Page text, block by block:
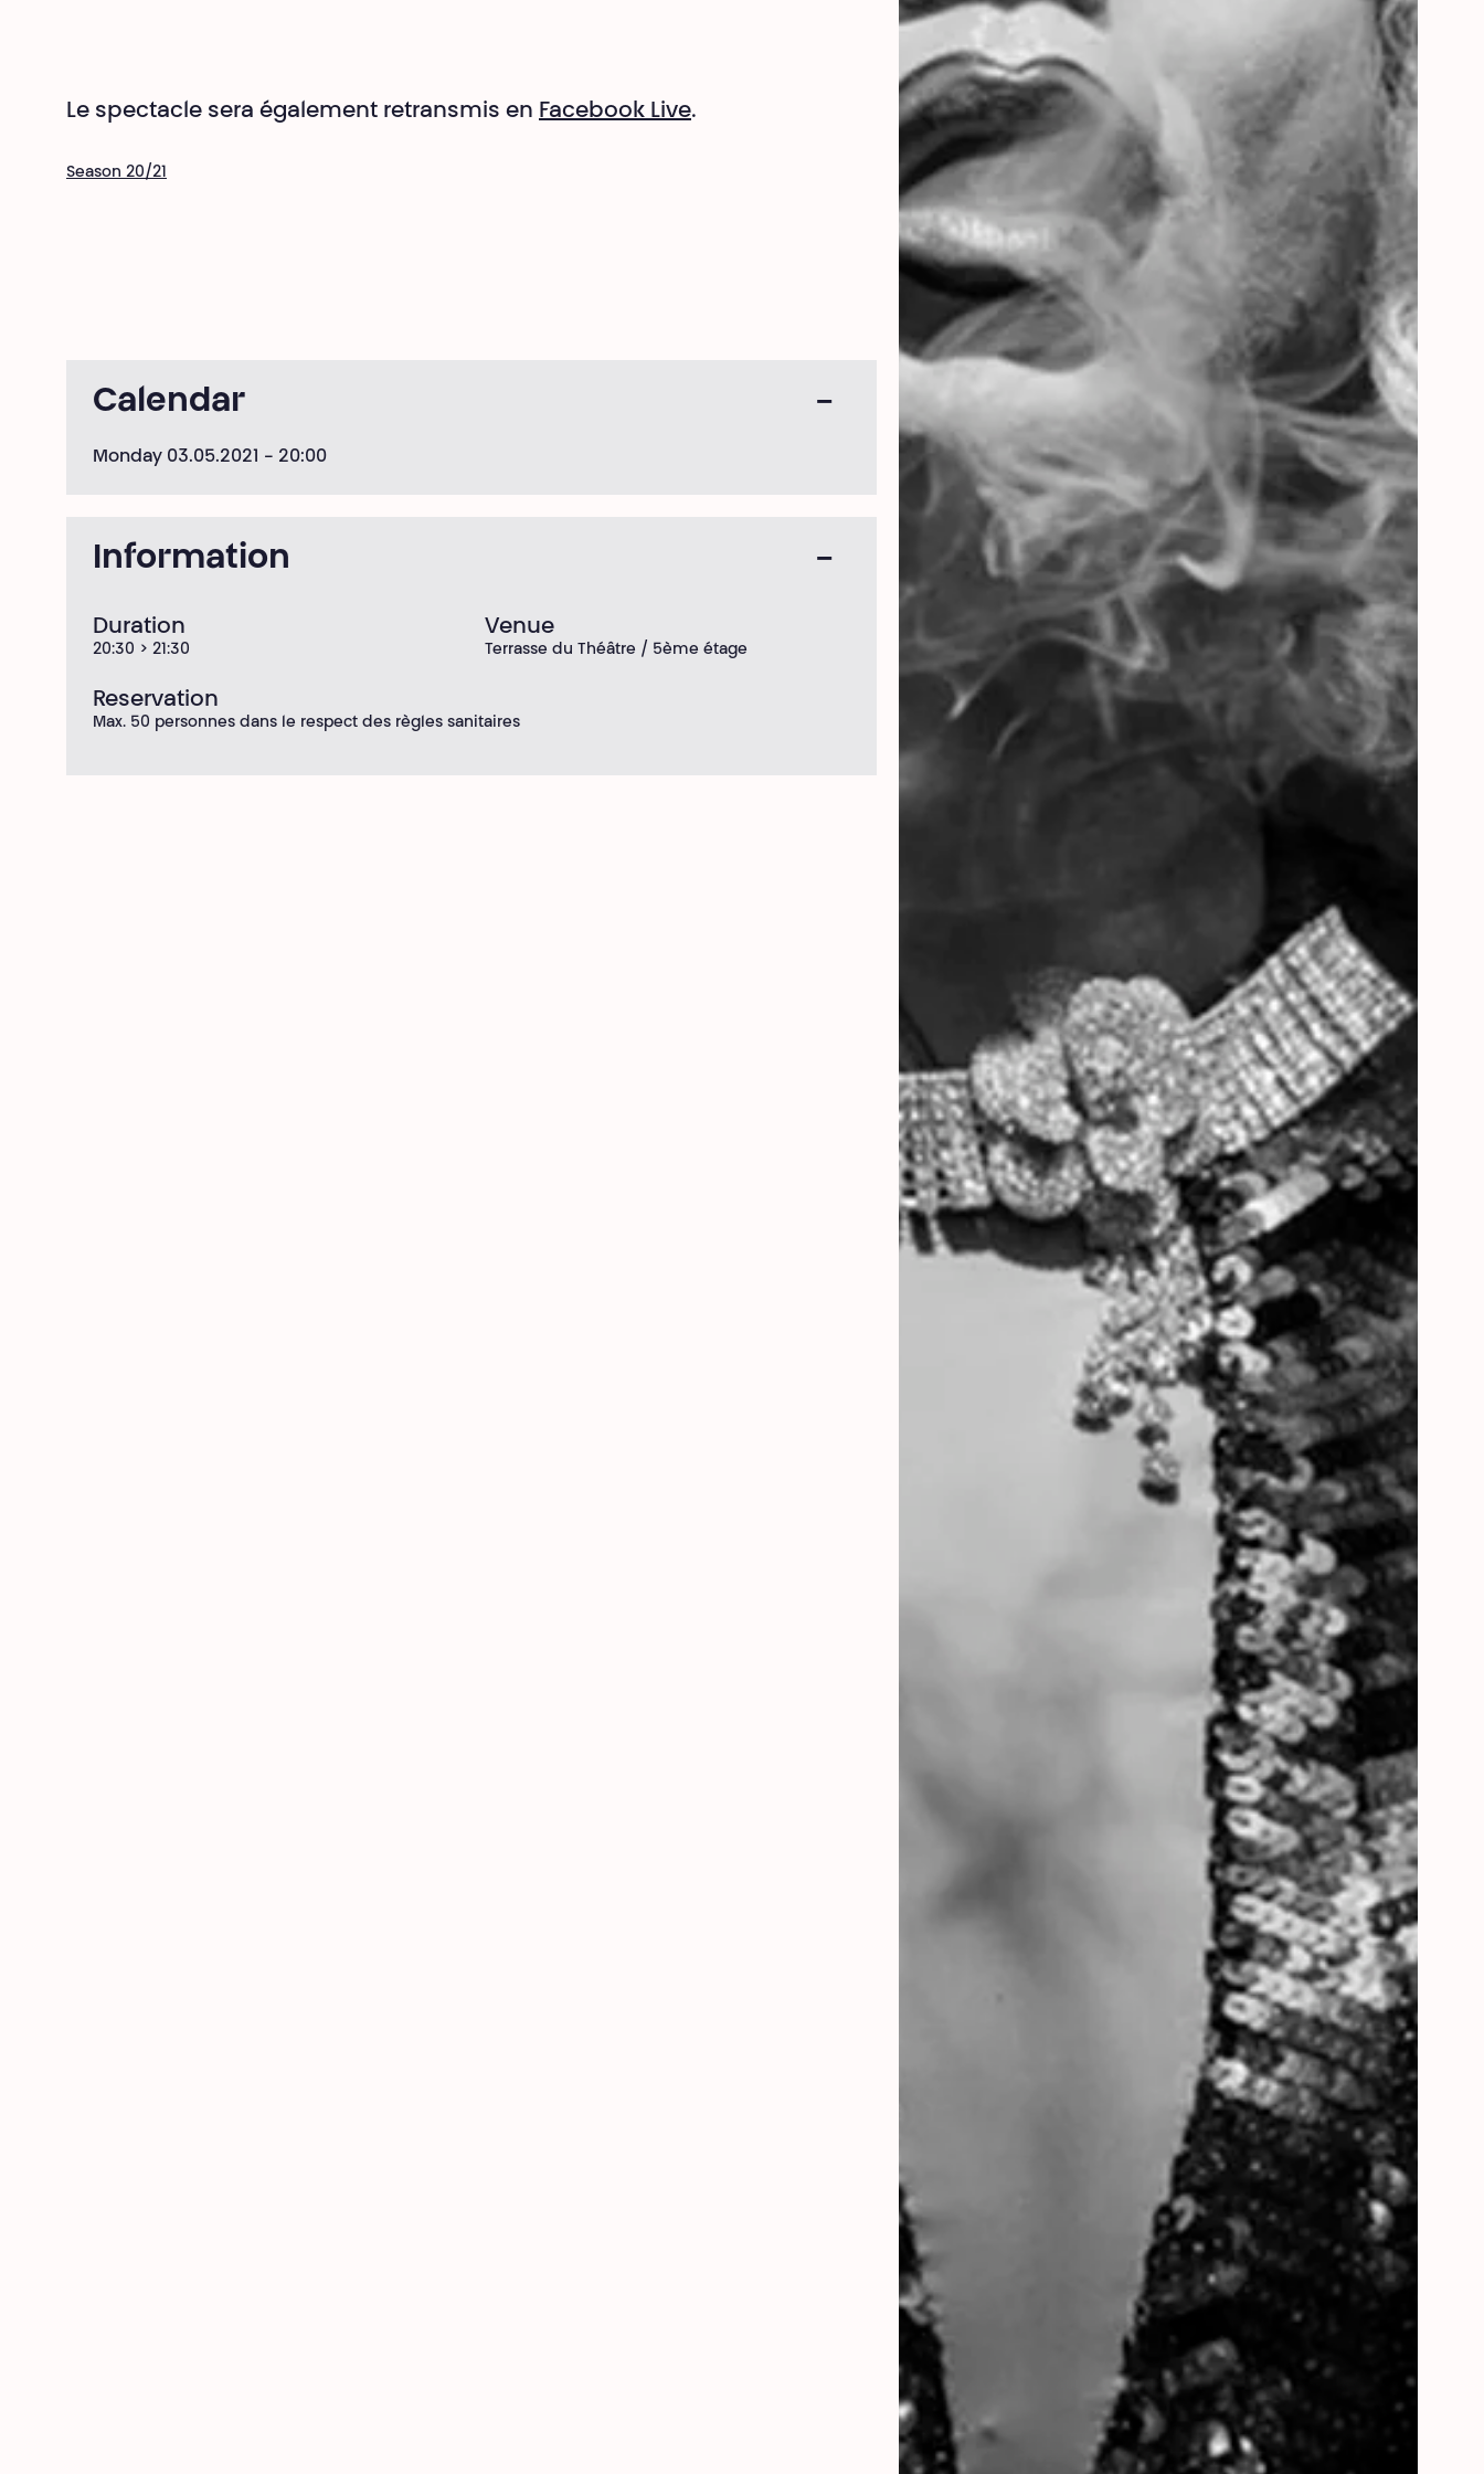
Le spectacle sera également retransmis en Facebook Live.
Season 20/21
Calendar
Monday 03.05.2021 - 20:00
Information
Duration
20:30 > 21:30
Venue
Terrasse du Théâtre / 5ème étage
Reservation
Max. 50 personnes dans le respect des règles sanitaires